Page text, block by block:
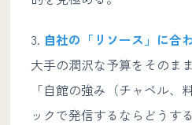
3. 自社の「リソース」に合
大手の潤沢な予算をそのま
「自館の強み（チャペル、
ックで発信するならどうす